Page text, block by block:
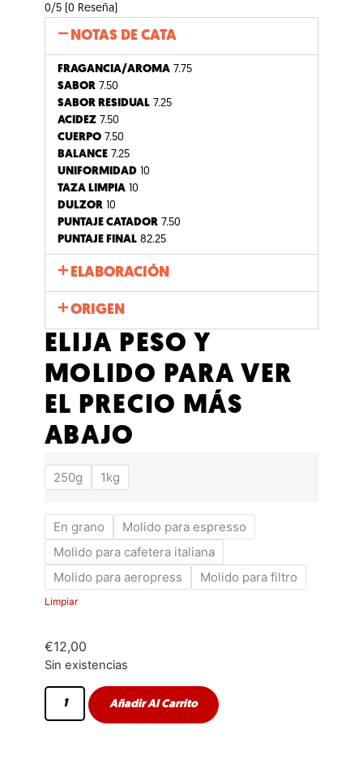
0/5 (0 Reseña)
NOTAS DE CATA
FRAGANCIA/AROMA 7.75
SABOR 7.50
SABOR RESIDUAL 7.25
ACIDEZ 7.50
CUERPO 7.50
BALANCE 7.25
UNIFORMIDAD 10
TAZA LIMPIA 10
DULZOR 10
PUNTAJE CATADOR 7.50
PUNTAJE FINAL 82.25
ELABORACIÓN
ORIGEN
ELIJA PESO Y
MOLIDO PARA VER
EL PRECIO MÁS
ABAJO
250g 1kg
En grano
Molido para espresso
Molido para cafetera italiana
Molido para aeropress
Molido para filtro
Limpiar
€12,00
Sin existencias
Añadir Al Carrito